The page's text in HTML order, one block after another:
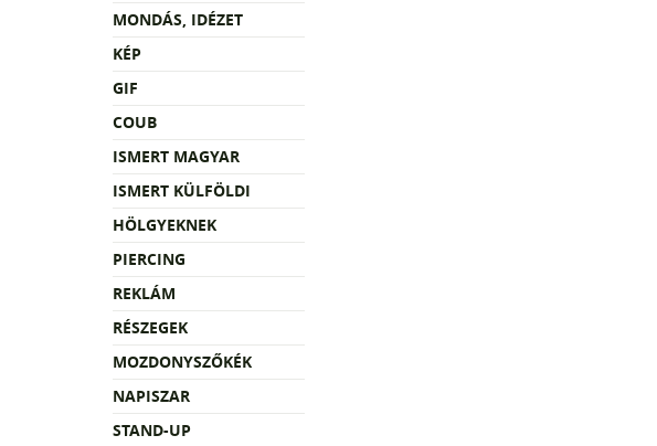
MONDÁS, IDÉZET
KÉP
GIF
COUB
ISMERT MAGYAR
ISMERT KÜLFÖLDI
HÖLGYEKNEK
PIERCING
REKLÁM
RÉSZEGEK
MOZDONYSZŐKÉK
NAPISZAR
STAND-UP